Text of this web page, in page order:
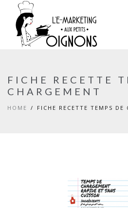
FICHE RECETTE
CHARGEMENT
HOME FICHE RECETTE TEMPS DE